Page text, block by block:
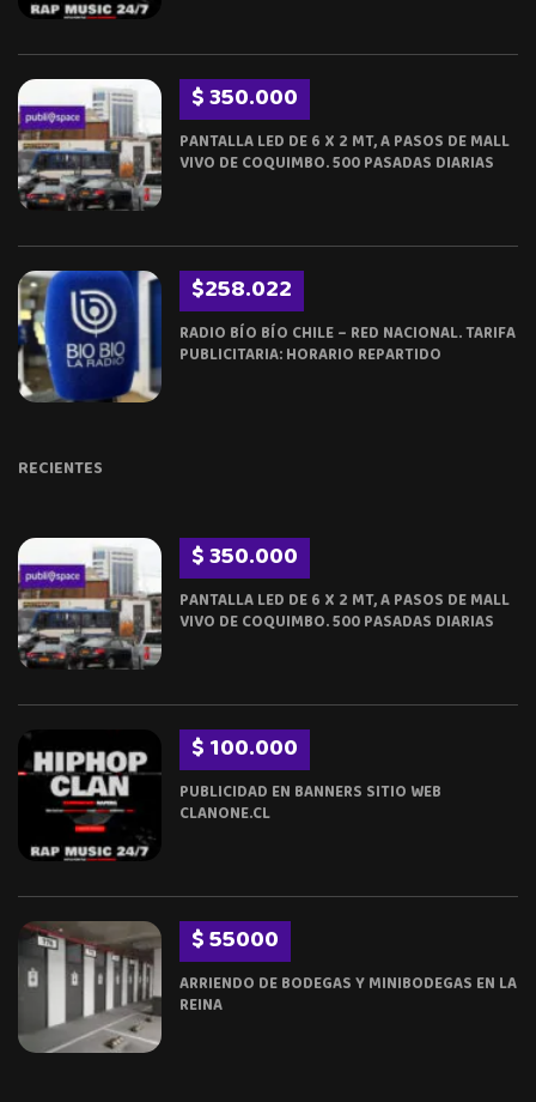
$ 350.000
PANTALLA LED DE 6 X 2 MT, A PASOS DE MALL
VIVO DE COQUIMBO. 500 PASADAS DIARIAS
$258.022
RADIO BÍO BÍO CHILE – RED NACIONAL. TARIFA
PUBLICITARIA: HORARIO REPARTIDO
RECIENTES
$ 350.000
PANTALLA LED DE 6 X 2 MT, A PASOS DE MALL
VIVO DE COQUIMBO. 500 PASADAS DIARIAS
$ 100.000
PUBLICIDAD EN BANNERS SITIO WEB
CLANONE.CL
$ 55000
ARRIENDO DE BODEGAS Y MINIBODEGAS EN LA
REINA